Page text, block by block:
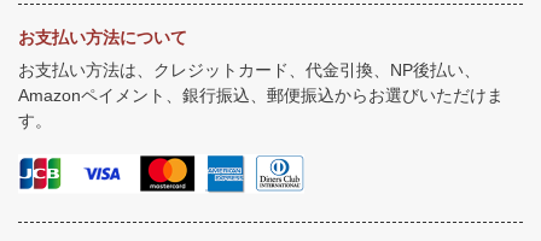
お支払い方法について
お支払い方法は、クレジットカード、代金引換、NP後払い、
Amazonペイメント、銀行振込、郵便振込からお選びいただけま
す。